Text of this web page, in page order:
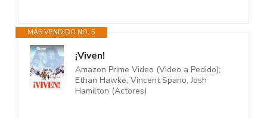
MÁS VENDIDO NO. 5
¡Viven!
Amazon Prime Video (Video a Pedido);
Ethan Hawke, Vincent Spano, Josh
Hamilton (Actores)